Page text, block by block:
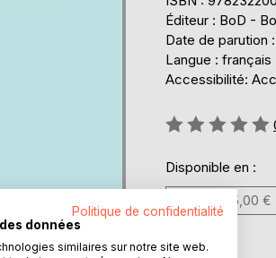
Éditeur : BoD -
Date de parution :
Langue : français
Accessibilité:
Évaluation:
Disponible en :
25,00 €
Politique de confidentialité
données
similaires sur notre site web.